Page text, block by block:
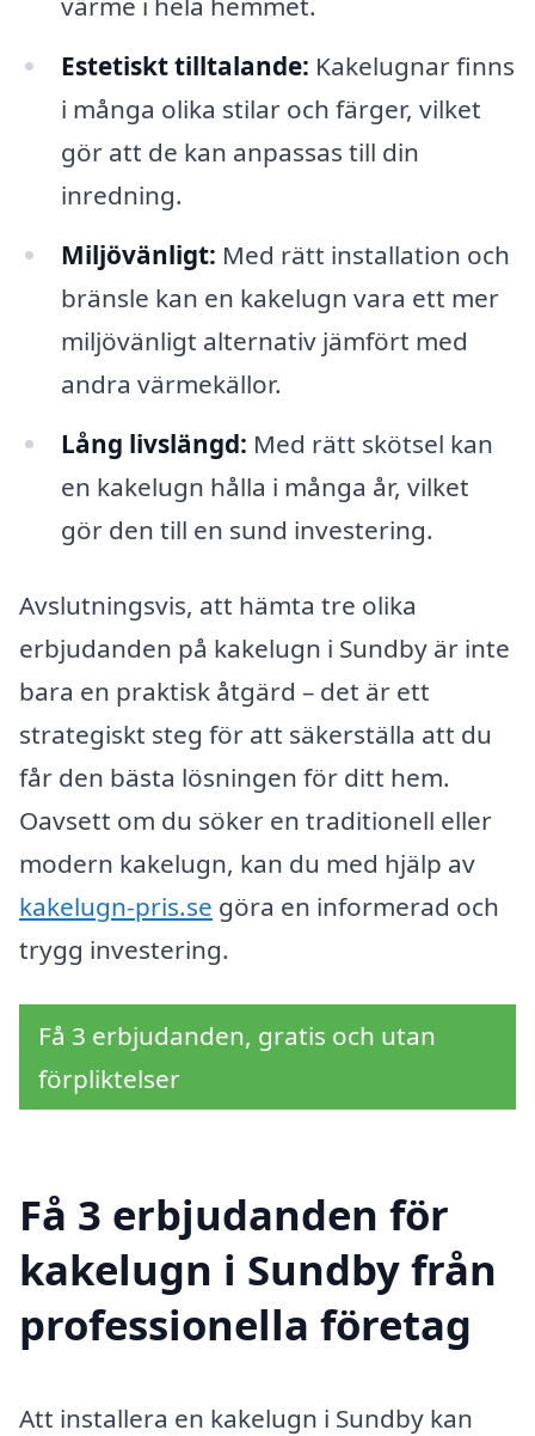
Estetiskt tilltalande: Kakelugnar finns
i många olika stilar och färger, vilket
gör att de kan anpassas till din
inredning.
Miljövänligt: Med rätt installation och
bränsle kan en kakelugn vara ett mer
miljövänligt alternativ jämfört med
andra värmekällor.
Lång livslängd: Med rätt skötsel kan
en kakelugn hålla i många år, vilket
gör den till en sund investering.
Avslutningsvis, att hämta tre olika
erbjudanden på kakelugn i Sundby är inte
bara en praktisk åtgärd – det är ett
strategiskt steg för att säkerställa att du
får den bästa lösningen för ditt hem.
Oavsett om du söker en traditionell eller
modern kakelugn, kan du med hjälp av
kakelugn-pris.se göra en informerad och
trygg investering.
Få 3 erbjudanden, gratis och utan
förpliktelser
Få 3 erbjudanden för
kakelugn i Sundby från
professionella företag
Att installera en kakelugn i Sundby kan